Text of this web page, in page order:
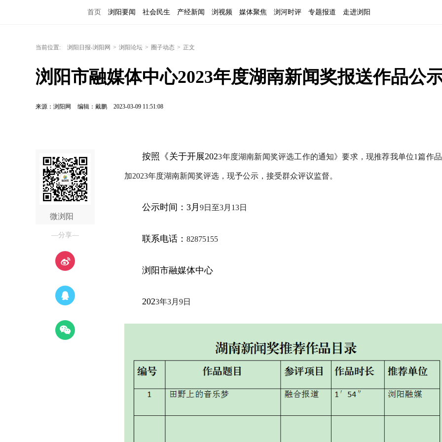
首页 浏阳要闻 社会民生 产经新闻 浏视频 媒体聚焦 浏河时评 专题报道 走进浏阳
当前位置: 浏阳日报-浏阳网 > 浏阳论坛 > 圈子动态 > 正文
浏阳市融媒体中心2023年度湖南新闻奖报送作品公
来源：浏阳网 编辑：戴鹏 2023-03-09 11:51:08
微浏阳
—分享—
按照《关于开展2023年度湖南新闻奖评选工作的通知》要求，现推荐我单位1篇作
加2023年度湖南新闻奖评选，现予公示，接受群众评议监督。
公示时间： 3月 9日至3月 13日
联系电话： 82875155
浏阳市融媒体中心
2023年3月 9日